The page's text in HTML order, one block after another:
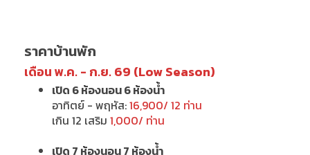
ราคาบ้านพัก
เดือน พ.ค. - ก.ย. 69 (Low Season)
เปิด 6 ห้องนอน 6 ห้องน้ำ
อาทิตย์ - พฤหัส:16,900/ 12 ท่าน
เกิน 12 เสริม 1,000/ ท่าน
เปิด 7 ห้องนอน 7 ห้องน้ำ